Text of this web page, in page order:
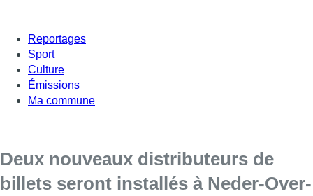
Reportages
Sport
Culture
Émissions
Ma commune
Deux nouveaux distributeurs de
billets seront installés à Neder-Over-